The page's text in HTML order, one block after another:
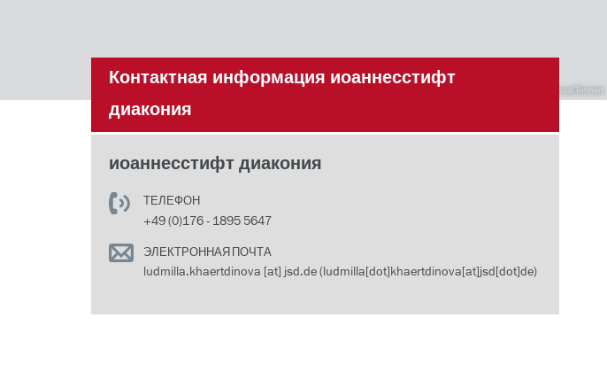
Johannesstift Diakonie, фото: Manuel Tennert
Контактная информация иоаннесстифт
диакония
иоаннесстифт диакония
ТЕЛЕФОН
+49 (0)176 - 1895 5647
ЭЛЕКТРОННАЯ ПОЧТА
ludmilla.khaertdinova [at] jsd.de(ludmilla[dot]khaertdinova[at]jsd[dot]de)